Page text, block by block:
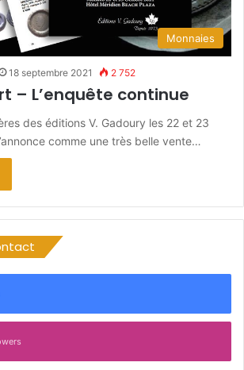
Monnaies
18 septembre 2021 2 752
– L’enquête continue
des éditions V. Gadoury les 22 et 23
comme une très belle vente…